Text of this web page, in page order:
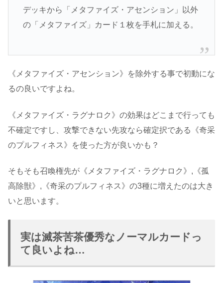
デッキから「メタファイズ・アセンション」以外
の「メタファイズ」カード１枚を手札に加える。
《メタファイズ・アセンション》を除外する事で初動にな
るの良いですよね。
《メタファイズ・ラグナロク》の効果はどこまで行っても
不確定ですし、攻撃できない先攻なら確定択である《奇采
のプルフィネス》を使った方が良いかも？
そもそも召喚権先が《メタファイズ・ラグナロク》,《孤
高除獣》,《奇采のプルフィネス》の3種に増えたのは大き
いと思います。
実は滅茶苦茶優秀なノーマルカードっ
て良いよね…